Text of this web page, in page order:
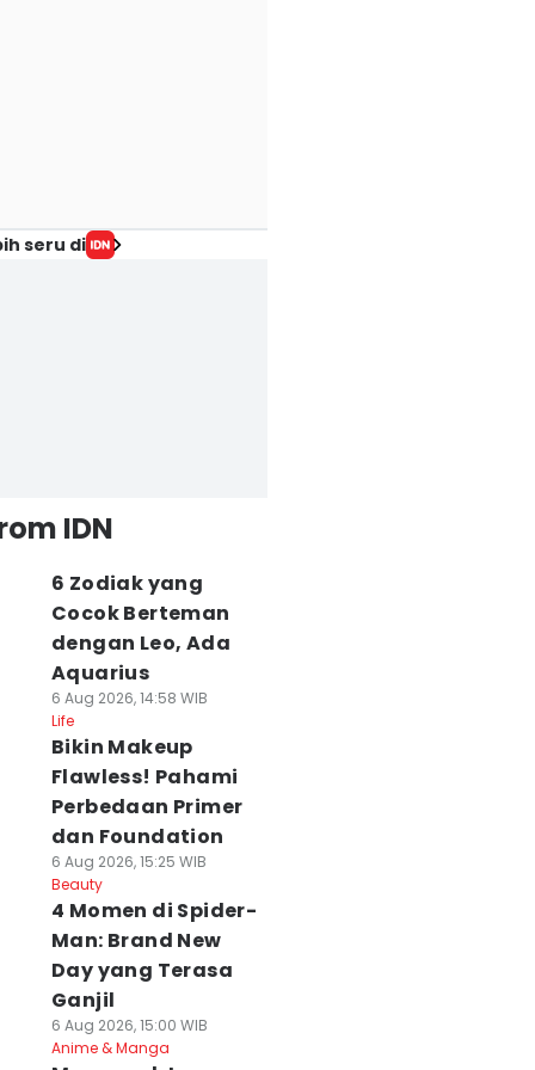
seru di
IDN
6 Zodiak yang
Cocok Berteman
dengan Leo, Ada
Aquarius
6 Aug 2026, 14:58 WIB
Life
Bikin Makeup
Flawless! Pahami
Perbedaan Primer
dan Foundation
6 Aug 2026, 15:25 WIB
Beauty
4 Momen di Spider-
Man: Brand New
Day yang Terasa
Ganjil
6 Aug 2026, 15:00 WIB
Anime & Manga